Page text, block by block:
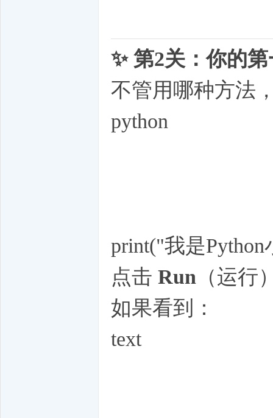
✨ 第2关：你的
不管用哪种方法
python
print("我是
点击 Run （运行
如果看到：
text